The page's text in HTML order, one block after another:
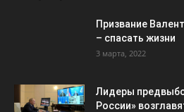
Призвание
– спасать жизни
3 марта, 2022
Лидеры
России»